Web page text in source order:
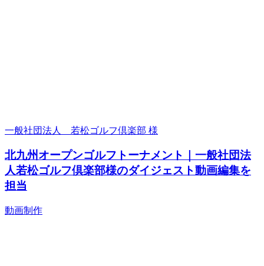
一般社団法人 若松ゴルフ倶楽部 様
北九州オープンゴルフトーナメント｜一般社団法
人若松ゴルフ倶楽部様のダイジェスト動画編集を
担当
動画制作